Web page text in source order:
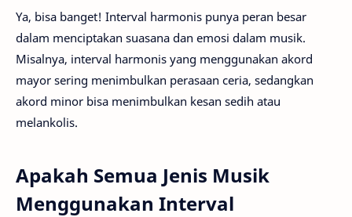
Ya, bisa banget! Interval harmonis punya peran besar
dalam menciptakan suasana dan emosi dalam musik.
Misalnya, interval harmonis yang menggunakan akord
mayor sering menimbulkan perasaan ceria, sedangkan
akord minor bisa menimbulkan kesan sedih atau
melankolis.
Apakah Semua Jenis Musik
Menggunakan Interval